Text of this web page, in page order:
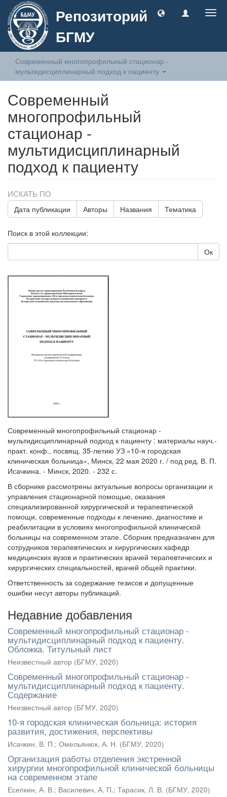
Репозиторий
БГМУ
Современный многопрофильный стационар -
мультидисциплинарный подход к пациенту
Современный
многопрофильный
стационар -
мультидисциплинарный
подход к пациенту
ИСКАТЬ ПО
Дата публикации Авторы Названия Тематика
Поиск в этой коллекции:
Ок
Современный многопрофильный стационар -
мультидисциплинарный подход к пациенту : материалы науч.-
практ. конф., посвящ. 35-летию УЗ «10-я городская
клиническая больница», Минск, 22 мая 2020 г. / под ред. В. П.
Исачкина. - Минск, 2020. - 232 с.
В сборнике рассмотрены актуальные вопросы организации и
управления стационарной помощью, оказания
специализированной хирургической и терапевтической
помощи, современные подходы к лечению, диагностике и
реабилитации в условиях многопрофильной клинической
больницы на современном этапе. Сборник предназначен для
сотрудников терапевтических и хирургических кафедр
медицинских вузов и практических врачей терапевтических и
хирургических специальностей, врачей общей практики.
Ответственность за содержание тезисов и допущенные
ошибки несут авторы публикаций.
Недавние добавления
Современный многопрофильный стационар -
мультидисциплинарный подход к пациенту.
Обложка. Титульный лист
Неизвестный автор (БГМУ, 2020)
Современный многопрофильный стационар -
мультидисциплинарный подход к пациенту.
Содержание
Неизвестный автор (БГМУ, 2020)
10-я городская клиническая больница: история
развития, достижения, перспективы
Исачкин, В. П.; Омельянюк, А. Н. (БГМУ, 2020)
Организация работы отделения экстренной
хирургии многопрофильной клинической больницы
на современном этапе
Есепкин, А. В.; Василевич, А. П.; Тарасик, Л. В. (БГМУ, 2020)